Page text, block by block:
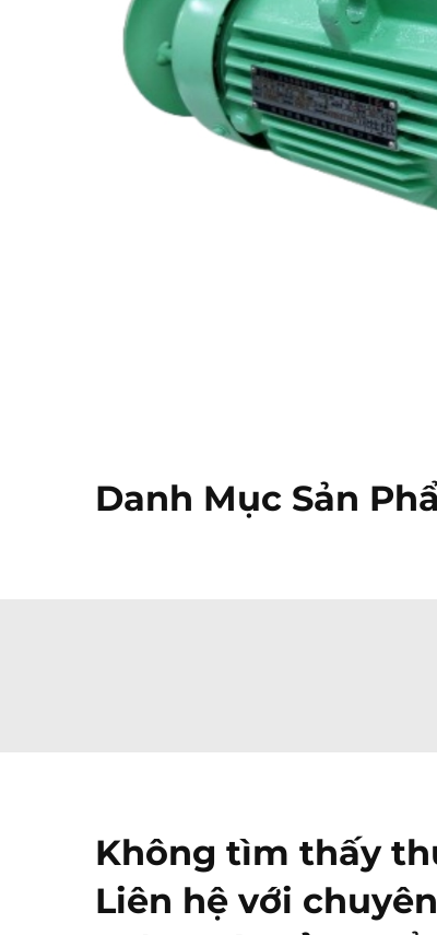
Danh Mục Sản
Không tìm thấy
Liên hệ với